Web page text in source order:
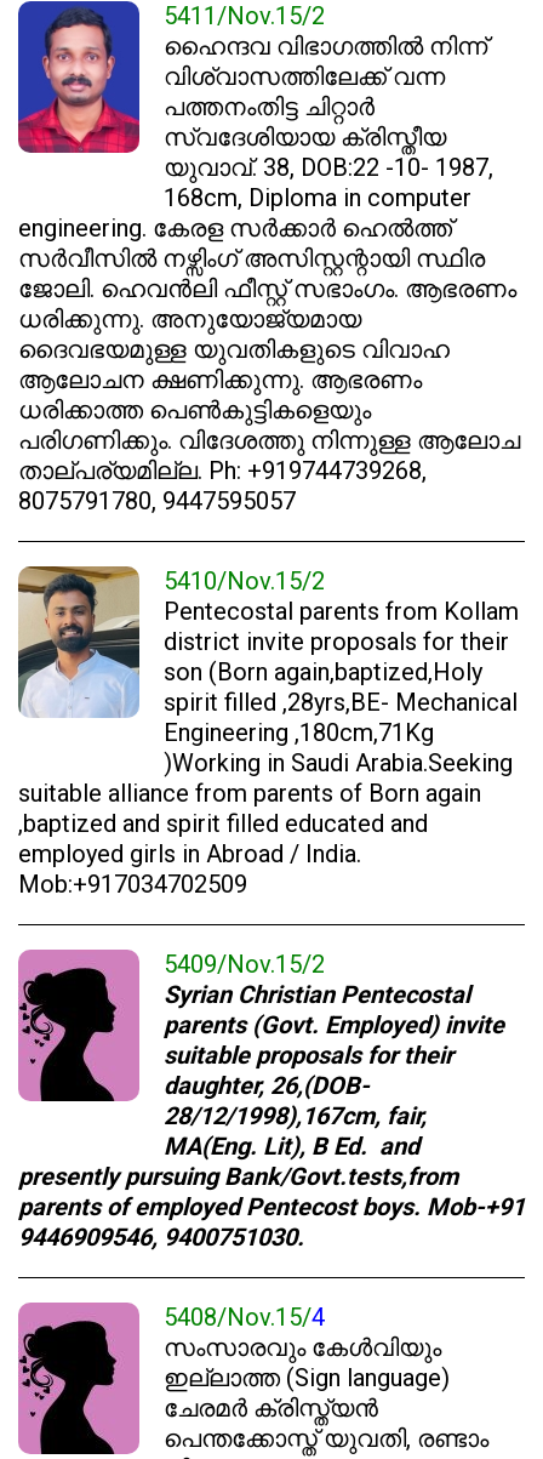
5411/Nov.15/2
ഹൈന്ദവ വിഭാഗത്തിൽ നിന്ന്
വിശ്വാസത്തിലേക്ക് വന്ന
പത്തനംതിട്ട ചിറ്റാർ
സ്വദേശിയായ ക്രിസ്തീയ
യുവാവ്. 38, DOB:22 -10- 1987,
168cm, Diploma in computer
engineering. കേരള സർക്കാർ ഹെൽത്ത്
സർവീസിൽ നഴ്സിംഗ് അസിസ്റ്റന്റായി സ്ഥിര
ജോലി. ഹെവൻലി ഫീസ്റ്റ് സഭാംഗം. ആഭരണം
ധരിക്കുന്നു. അനുയോജ്യമായ
ദൈവഭയമുള്ള യുവതികളുടെ വിവാഹ
ആലോചന ക്ഷണിക്കുന്നു. ആഭരണം
ധരിക്കാത്ത പെൺകുട്ടികളെയും
പരിഗണിക്കും. വിദേശത്തു നിന്നുള്ള ആലോച
താല്പര്യമില്ല. Ph: +919744739268,
8075791780, 9447595057
5410/Nov.15/2
Pentecostal parents from Kollam
district invite proposals for their
son (Born again,baptized,Holy
spirit filled ,28yrs,BE- Mechanical
Engineering ,180cm,71Kg
)Working in Saudi Arabia.Seeking
suitable alliance from parents of Born again
,baptized and spirit filled educated and
employed girls in Abroad / India.
Mob:+917034702509
5409/Nov.15/2
Syrian Christian Pentecostal
parents (Govt. Employed) invite
suitable proposals for their
daughter, 26,(DOB-
28/12/1998),167cm, fair,
MA(Eng. Lit), B Ed. and
presently pursuing Bank/Govt.tests,from
parents of employed Pentecost boys. Mob-+91
9446909546, 9400751030.
5408/Nov.15/4
സംസാരവും കേൾവിയും
ഇല്ലാത്ത (Sign language)
ചേരമർ ക്രിസ്ത്യൻ
പെന്തക്കോസ്ത് യുവതി, രണ്ടാം